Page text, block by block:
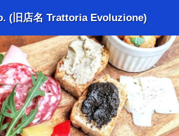
(旧店名 Trattoria Evoluzione)